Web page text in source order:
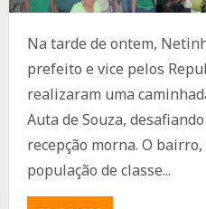
Na tarde de ontem,
prefeito e vice pelos
realizaram uma
Auta de Souza,
recepção morna. O
população de classe...